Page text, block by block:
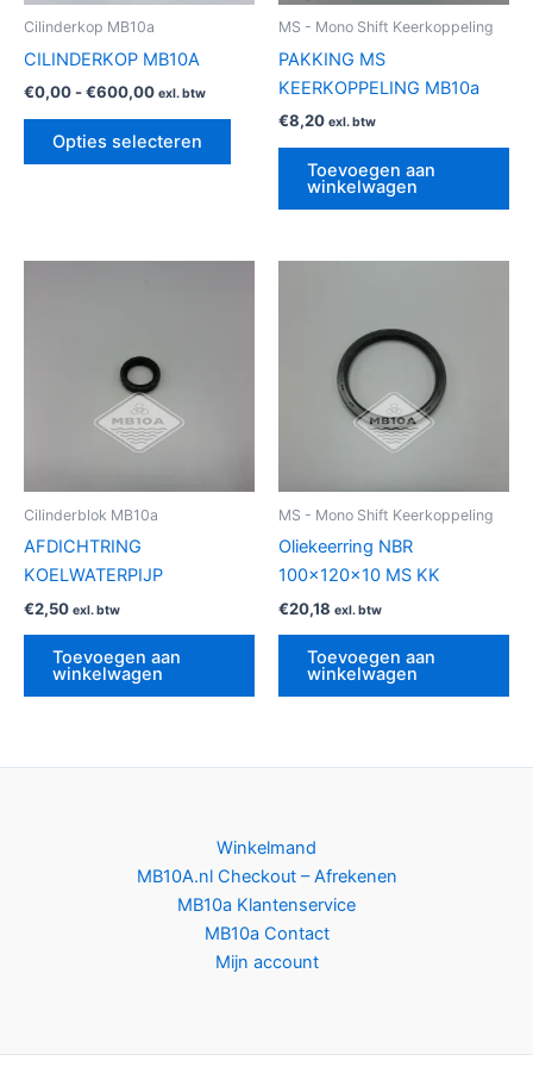
Cilinderkop MB10a
CILINDERKOP MB10A
€0,00 -€600,00 exl. btw
Opties selecteren
productpagina
MS - Mono Shift Keerkoppeling
PAKKING MS
KEERKOPPELING MB10a
€8,20 exl. btw
Toevoegen aan
winkelwagen
Cilinderblok MB10a
AFDICHTRING
KOELWATERPIJP
€2,50 exl. btw
Toevoegen aan
winkelwagen
MS - Mono Shift Keerkoppeling
Oliekeerring NBR
100x120x10 MS KK
€20,18 exl. btw
Toevoegen aan
winkelwagen
Winkelmand
MB10A.nl Checkout – Afrekenen
MB10a Klantenservice
MB10a Contact
Mijn account